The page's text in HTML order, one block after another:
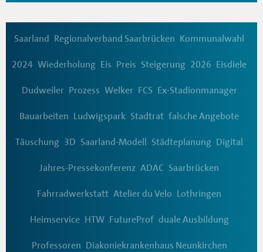
Saarland Regionalverband Saarbrücken Kommunalwahl
2024 Wiederholung Eis Preis Steigerung 2026 Eisdiele
Dudweiler Prozess Welker FCS Ex-Stadionmanager
Bauarbeiten Ludwigspark Stadtrat falsche Angebote
Täuschung 3D Saarland-Modell Städteplanung Digital
Jahres-Pressekonferenz ADAC Saarbrücken
Fahrradwerkstatt Atelier du Velo Lothringen
Heimservice HTW FutureProf duale Ausbildung
Professoren Diakoniekrankenhaus Neunkirchen